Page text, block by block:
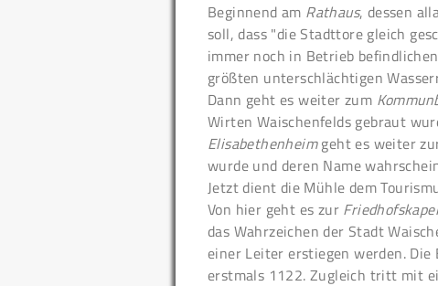
Beginnend am Rathaus, dessen
soll, dass "die Stadttore gleich
immer noch in Betrieb befindlichen
größten unterschlächtigen
Dann geht es weiter zum
Wirten Waischenfelds gebraut
Elisabethenheimgeht es weiter
wurde und deren Name
Jetzt dient die Mühle dem
Von hier geht es zur
das Wahrzeichen der Stadt
einer Leiter erstiegen werden. Die
erstmals 1122. Zugleich tritt mit